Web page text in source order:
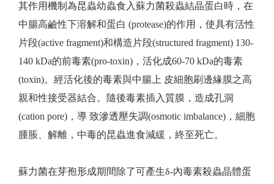
其作用機制為昆蟲幼蟲食入蘇力菌殺蟲結晶蛋白時，在
中腸高鹼性下溶解和蛋白 (protease)的作用，使具有活性
片段(active fragment)和構造片段(structured fragment) 130-
140 kDa的前毒素(pro-toxin)，活化成60-70 kDa的毒素
(toxin)。經活化後的毒素與中腸上 皮細胞刷邊緣膜之高
親和性接受器結合。隨後毒素插入質膜，造成孔洞
(cation pore)，導 致滲透壓失調(osmotic imbalance)，細胞
腫脹、解離，中毒的昆蟲進食減緩，終至死亡。
蘇力菌在芽孢形成期間除了可產生δ-內毒素殺蟲晶體蛋